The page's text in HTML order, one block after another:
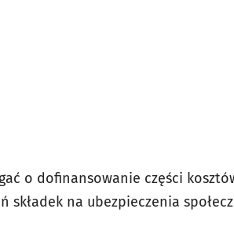
o dofinansowanie części
składek na ubezpieczenia